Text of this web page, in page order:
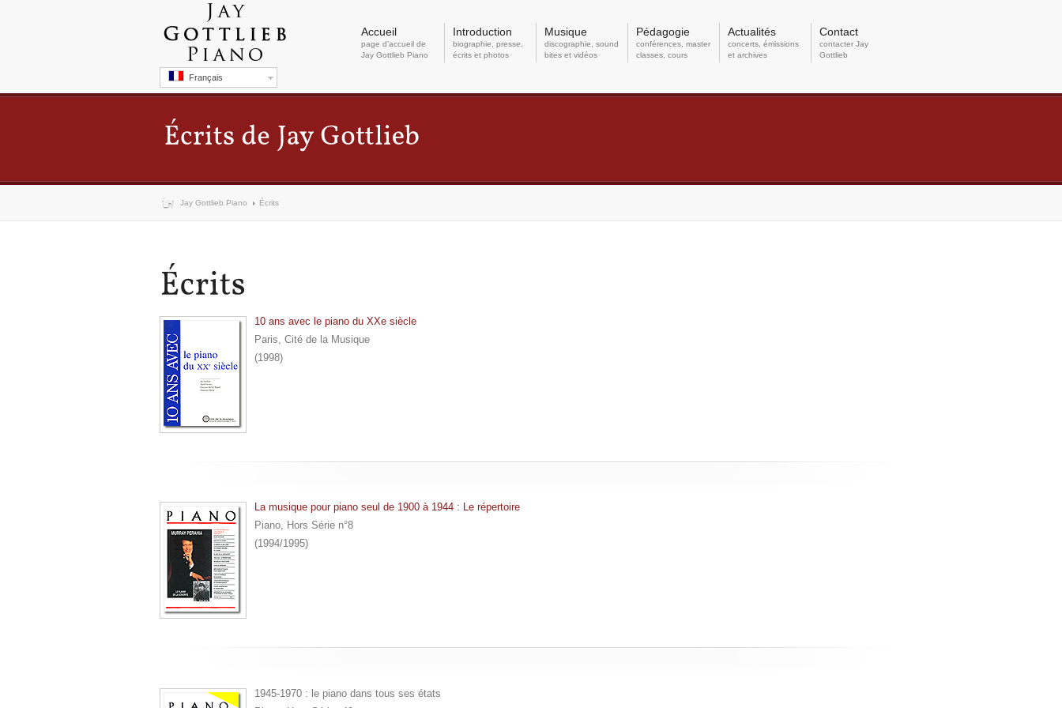
Français
Accueil
page d’accueil de
Jay Gottlieb Piano
Introduction
biographie, presse,
écrits et photos
Musique
discographie, sound
bites et vidéos
Pédagogie
conférences, master
classes, cours
Actualités
concerts, émissions
et archives
Contact
contacter Jay
Gottlieb
Jay Gottlieb Piano Écrits
10 ans avec le piano du XXe siècle
Paris, Cité de la Musique
(1998)
La musique pour piano seul de 1900 à 1944 : Le répertoire
Piano, Hors Série n°8
(1994/1995)
1945-1970 : le piano dans tous ses états